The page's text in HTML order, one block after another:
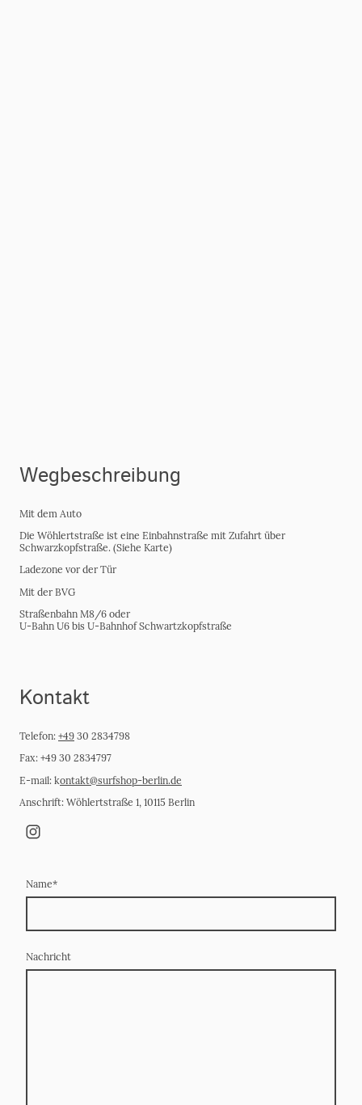
Wegbeschreibung
Mit dem Auto
Die Wöhlertstraße ist eine Einbahnstraße mit Zufahrt über
Schwarzkopfstraße. (Siehe Karte)
Ladezone vor der Tür
Mit der BVG
Straßenbahn M8/6 oder
U-Bahn U6 bis U-Bahnhof Schwartzkopfstraße
Kontakt
Telefon: +49 30 2834798
Fax: +49 30 2834797
E-mail: kontakt@surfshop-berlin.de
Anschrift: Wöhlertstraße 1, 10115 Berlin
Name*
Nachricht